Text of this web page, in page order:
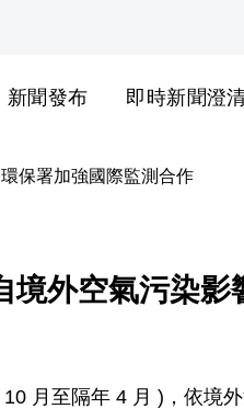
新聞發布 即時新聞澄
保署加強國際監測合作
境外空氣污染
月至隔年 4 月 )，依境